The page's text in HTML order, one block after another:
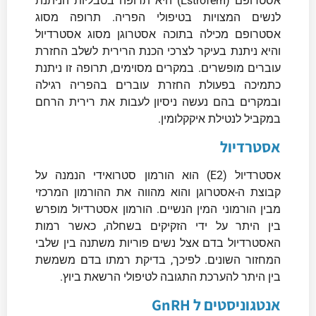
לנשים המצויות בטיפולי הפריה. תרופה מסוג
אסטרופם מכילה בתוכה אסטרוגן מסוג אסטרדיול
והיא ניתנת בעיקר לצרכי הכנת הרירית לשלב החזרת
עוברים מופשרים. במקרים מסוימים, תרופה זו ניתנת
כתמיכה בפעולת החזרת עוברים בהפריה רגילה
ובמקרים בהם נעשה ניסיון לעבות את רירית הרחם
במקביל לנטילת איקקלומין.
אסטרדיול
אסטרדיול (E2) הוא הורמון סטרואידי הנמנה על
קבוצת ה-אסטרוגן והוא מהווה את ההורמון המרכזי
מבין הורמוני המין הנשיים. הורמון אסטרדיול מופרש
בין היתר על ידי הזקיקים בשחלה, כאשר רמות
האסטרדיול בדם אצל נשים פוריות משתנה בין שלבי
המחזור השונים. לפיכך, בדיקת רמתו בדם משמשת
בין היתר להערכת התגובה לטיפולי הרשאת ביוץ.
אנטגוניסטים ל